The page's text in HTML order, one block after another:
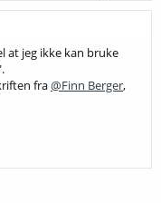
at jeg ikke kan bruke
fra@Finn Berger,